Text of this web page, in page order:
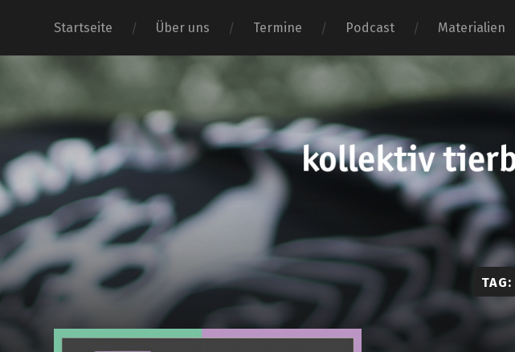
Startseite Über uns Termine Podcast Materialien
TAG: